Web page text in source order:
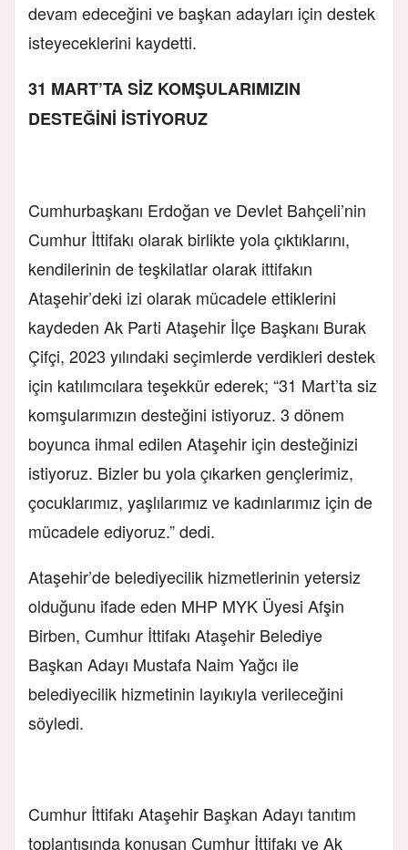
devam edeceğini ve başkan adayları için destek
isteyeceklerini kaydetti.
31 MART’TA SİZ KOMŞULARIMIZIN
DESTEĞİNİ İSTİYORUZ
Cumhurbaşkanı Erdoğan ve Devlet Bahçeli’nin
Cumhur İttifakı olarak birlikte yola çıktıklarını,
kendilerinin de teşkilatlar olarak ittifakın
Ataşehir’deki izi olarak mücadele ettiklerini
kaydeden Ak Parti Ataşehir İlçe Başkanı Burak
Çifçi, 2023 yılındaki seçimlerde verdikleri destek
için katılımcılara teşekkür ederek; “31 Mart’ta siz
komşularımızın desteğini istiyoruz. 3 dönem
boyunca ihmal edilen Ataşehir için desteğinizi
istiyoruz. Bizler bu yola çıkarken gençlerimiz,
çocuklarımız, yaşlılarımız ve kadınlarımız için de
mücadele ediyoruz.” dedi.
Ataşehir’de belediyecilik hizmetlerinin yetersiz
olduğunu ifade eden MHP MYK Üyesi Afşin
Birben, Cumhur İttifakı Ataşehir Belediye
Başkan Adayı Mustafa Naim Yağcı ile
belediyecilik hizmetinin layıkıyla verileceğini
söyledi.
Cumhur İttifakı Ataşehir Başkan Adayı tanıtım
toplantısında konuşan Cumhur İttifakı ve Ak